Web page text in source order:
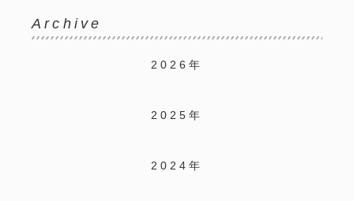
Archive
2026年
2025年
2024年